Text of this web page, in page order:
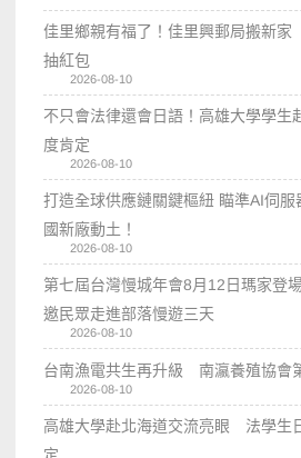
佳里鄉親有福了！佳里興郵局搬新
抽紅包
2026-08-10
不只會法律還會日語！高雄大學學生
度肯定
2026-08-10
打造全球供應鏈關鍵樞紐 瞄準AI伺
國新廠動土！
2026-08-10
第七屆台灣慢城年會8月12日瑪家登
邀民眾走進部落慢遊三天
2026-08-10
台南漁電共生再升級 南瀛養殖協會
2026-08-10
高雄大學赴北海道交流亮眼 法學生